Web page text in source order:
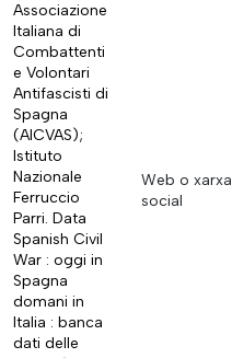
Associazione
Italiana di
Combattenti
e Volontari
Antifascisti di
Spagna
(AICVAS);
Istituto
Nazionale
Ferruccio
Parri. Data
Spanish Civil
War : oggi in
Spagna
domani in
Italia : banca
dati delle
Web o xarxa
social